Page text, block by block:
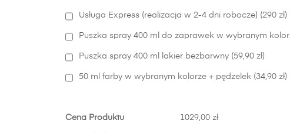
Usługa Express (realizacja w 2-4 dni robocze) (290 zł)
Puszka spray 400 ml do zaprawek w wybranym
Puszka spray 400 ml lakier bezbarwny (59,90 zł)
50 ml farby w wybranym kolorze + pędzelek (34,90 zł)
Cena Produktu 1029,00 zł